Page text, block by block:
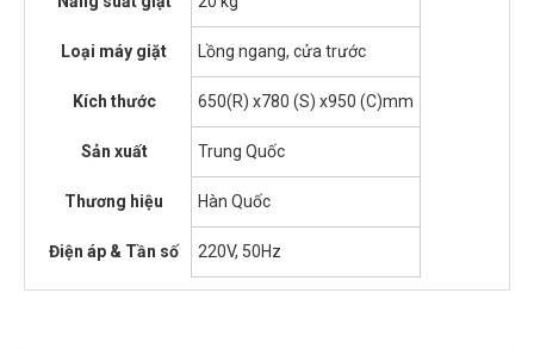
Loại máy giặt Lồng ngang, cửa trước
Kích thước 650(R) x780 (S) x950 (C)mm
Sản xuất Trung Quốc
Thương hiệu Hàn Quốc
Điện áp & Tần số 220V, 50Hz